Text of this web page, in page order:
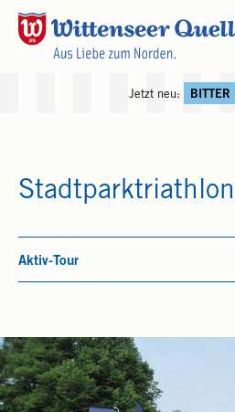
Jetzt neu: BITTER
Aktiv-Tour